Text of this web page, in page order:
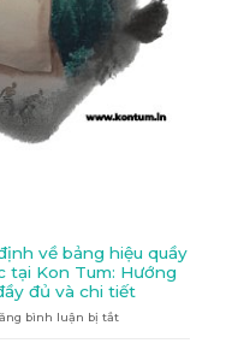
về bảng hiệu quầy
tại Kon Tum: Hướng
đủ và chi tiết
bình luận bị tắt